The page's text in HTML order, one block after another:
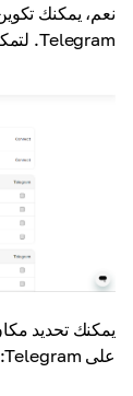
نعم، يمكنك
Telegram. لتمكين هذا، انتقل إلى الإعدادات > الإشعارات.
يمكنك تحديد
على Telegram: